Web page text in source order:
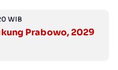
WIB
Prabowo, 2029